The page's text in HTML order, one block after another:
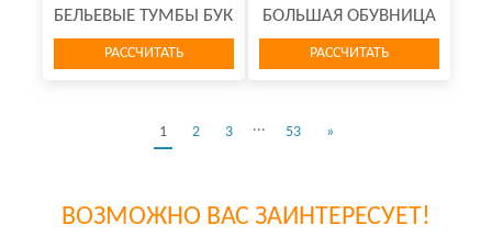
БЕЛЬЕВЫЕ ТУМБЫ БУК
РАССЧИТАТЬ
БОЛЬШАЯ ОБУВНИЦА
РАССЧИТАТЬ
1 2 3 ... 53 »
ВОЗМОЖНО ВАС ЗАИНТЕРЕСУЕТ!